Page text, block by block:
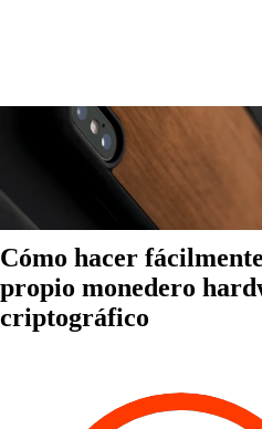
Cómo hacer
propio monedero
criptográfico